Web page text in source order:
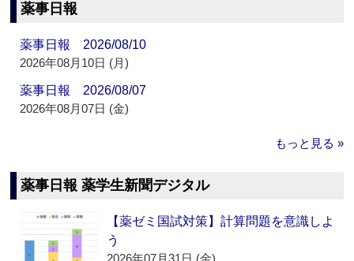
薬事日報
薬事日報 2026/08/10
2026年08月10日 (月)
薬事日報 2026/08/07
2026年08月07日 (金)
もっと見る »
薬事日報 薬学生新聞デジタル
【薬ゼミ国試対策】計算問題を意識しよ
う